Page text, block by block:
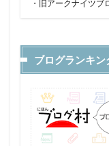
・ 旧アークナイツブ
ブログランキン